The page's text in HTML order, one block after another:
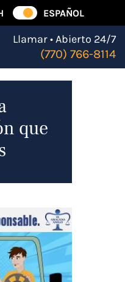
ESPAÑOL
Llamar • Abierto 24/7
(770) 766-8114
que